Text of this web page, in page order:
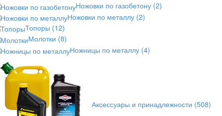
Ножовки по газобетону (2)
Ножовки по металлу (2)
Топоры (12)
Молотки (8)
Ножницы по металлу (4)
Аксессуары и принадлежности (508)